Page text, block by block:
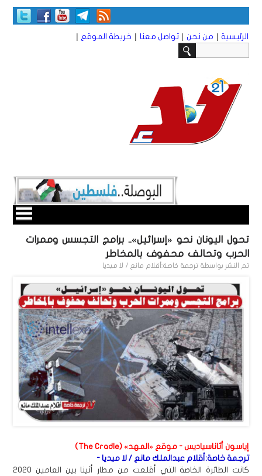
الرئيسية | من نحن | تواصل معنا | خريطة الموقع |
تحول اليونان نحو «إسرائيل».. برامج التجسس وممرات
الحرب وتحالف محفوف بالمخاطر
تم النشر بواسطة ترجمة خاصة:أقلام مانع / لا ميديا
إياسون أثاناسياديس - موقع «المهد» (The Cradle)
ترجمة خاصة:أقلام عبدالملك مانع / لا ميديا -
كانت الطائرة الخاصة التي أقلعت من مطار أثينا بين العامين 2020